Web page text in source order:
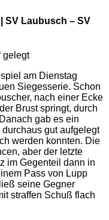
SV Laubusch – SV
gelegt
am Dienstag
Siegesserie. Schon
nach einer Ecke
Brust springt, durch
gab es ein
gut aufgelegt
werden konnten. Die
aber der letzte
im Gegenteil dann in
Pass von Lupp
seine Gegner
straffen Schuß flach